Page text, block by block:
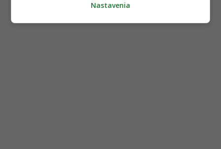
Nastavenia